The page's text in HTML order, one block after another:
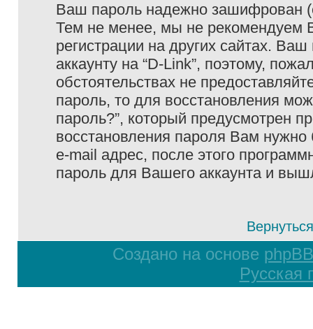
Ваш пароль надежно зашифрован
Тем не менее, мы не рекомендуем
регистрации на других сайтах.
аккаунту на “D-Link”, поэтому,
обстоятельствах не
пароль, то для восстановления
пароль?”, который предусмотрен
восстановления пароля Вам
e-mail адрес, после этого
пароль для Вашего аккаунта и
Создано на основе phpBB
Русская